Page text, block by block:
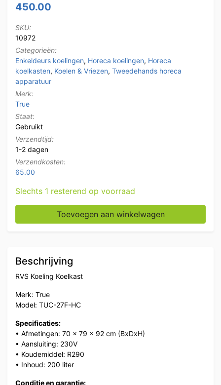
450.00
SKU:
10972
Categorieën:
Enkeldeurs koelingen, Horeca koelingen, Horeca
koelkasten, Koelen & Vriezen, Tweedehands horeca
apparatuur
Merk:
True
Staat:
Gebruikt
Verzendtijd:
1-2 dagen
Verzendkosten:
65.00
Slechts 1 resterend op voorraad
True RVS Koeling 200 liter 230V Horeca aantal
Toevoegen aan winkelwagen
Beschrijving
RVS Koeling Koelkast
Merk: True
Model: TUC-27F-HC
Specificaties:
• Afmetingen: 70 x 79 x 92 cm (BxDxH)
• Aansluiting: 230V
• Koudemiddel: R290
• Inhoud: 200 liter
Conditie en garantie: